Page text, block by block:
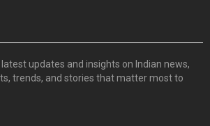
updates and insights on Indian news,
trends, and stories that matter most to